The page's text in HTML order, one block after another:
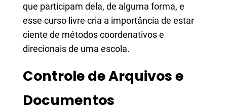
que participam dela, de alguma forma, e
esse curso livre cria a importância de estar
ciente de métodos coordenativos e
direcionais de uma escola.
Controle de Arquivos e
Documentos